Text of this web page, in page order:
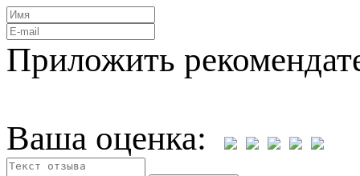
Приложить
Ваша оценка: